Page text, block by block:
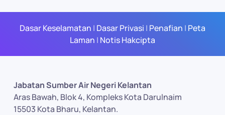
Dasar Keselamatan | Dasar Privasi | Penafian | Peta
Laman | Notis Hakcipta
Jabatan Sumber Air Negeri Kelantan
Aras Bawah, Blok 4, Kompleks Kota Darulnaim
15503 Kota Bharu, Kelantan.